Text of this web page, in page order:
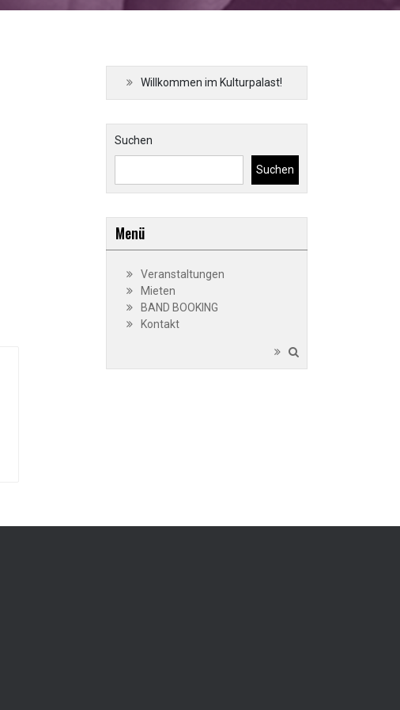
Willkommen im Kulturpalast!
Suchen
Suchen
Menü
Veranstaltungen
Mieten
BAND BOOKING
Kontakt